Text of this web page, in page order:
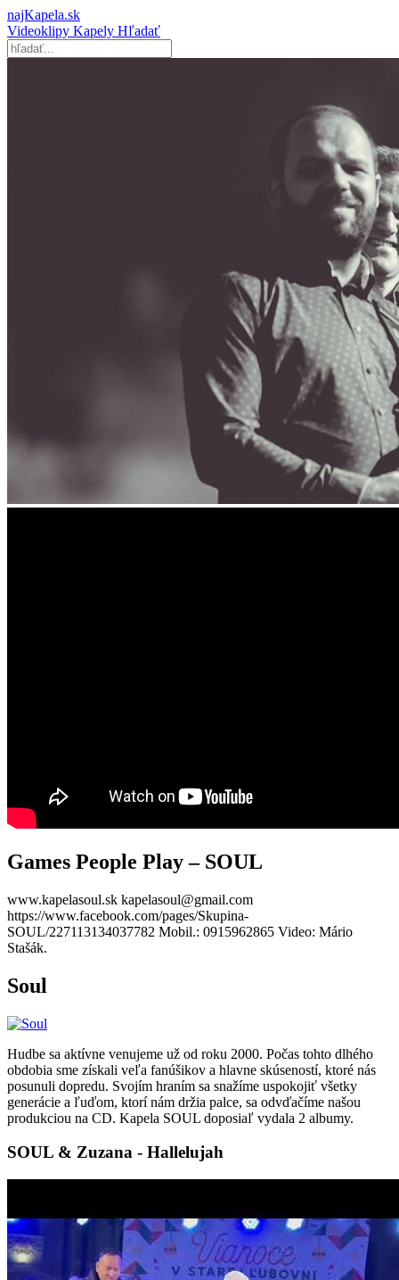
najKapela.sk
Videoklipy Kapely Hľadať
Games People Play – SOUL
www.kapelasoul.sk kapelasoul@gmail.com
https://www.facebook.com/pages/Skupina-
SOUL/227113134037782 Mobil.: 0915962865 Video: Mário
Stašák.
Soul
Hudbe sa aktívne venujeme už od roku 2000. Počas tohto dlhého
obdobia sme získali veľa fanúšikov a hlavne skúseností, ktoré nás
posunuli dopredu. Svojím hraním sa snažíme uspokojiť všetky
generácie a ľuďom, ktorí nám držia palce, sa odvďačíme našou
produkciou na CD. Kapela SOUL doposiaľ vydala 2 albumy.
SOUL & Zuzana - Hallelujah